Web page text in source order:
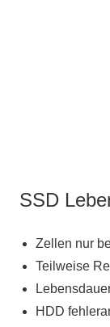
SSD
Zellen nur
Teilweise
HDD